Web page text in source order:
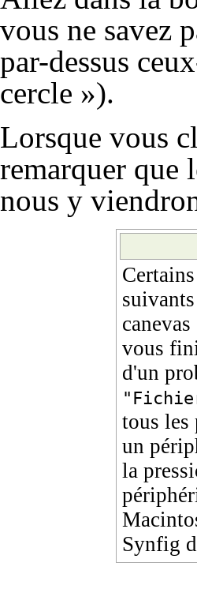
vous ne savez
par-dessus
cercle »).
Lorsque vous
remarquer que
nous y
vous
d'un
tous les
un
la
Synfig